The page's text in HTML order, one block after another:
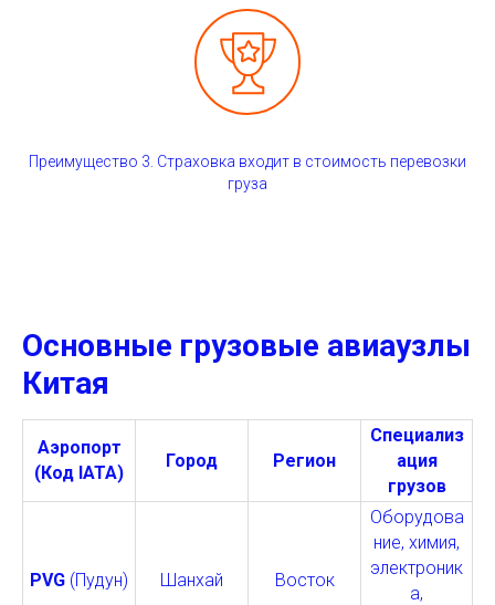
Преимущество 3. Страховка входит в стоимость перевозки
груза
Основные грузовые авиаузлы
Китая
Аэропорт
(Код IATA)
Город Регион
Специализ
ация
грузов
PVG (Пудун) Шанхай Восток
Оборудова
ние, химия,
электроник
а,